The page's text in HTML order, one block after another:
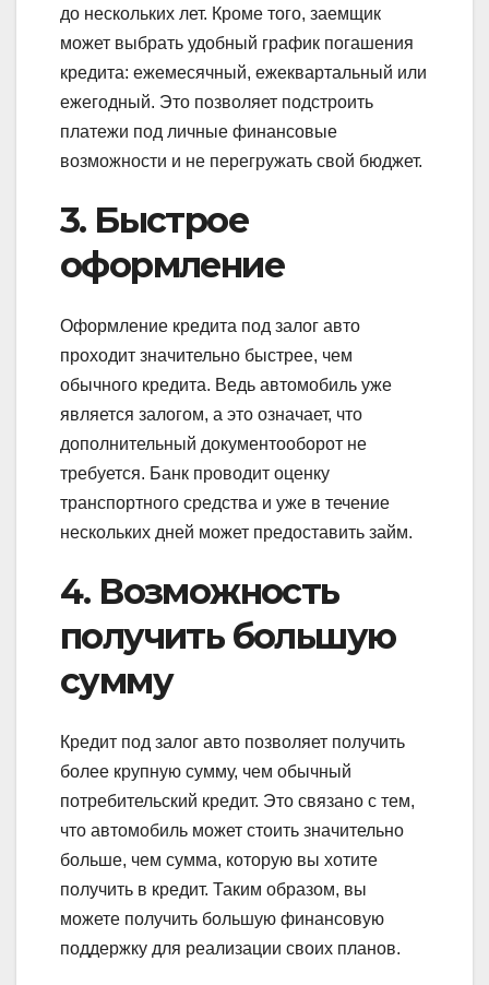
до нескольких лет. Кроме того, заемщик
может выбрать удобный график погашения
кредита: ежемесячный, ежеквартальный или
ежегодный. Это позволяет подстроить
платежи под личные финансовые
возможности и не перегружать свой бюджет.
3. Быстрое
оформление
Оформление кредита под залог авто
проходит значительно быстрее, чем
обычного кредита. Ведь автомобиль уже
является залогом, а это означает, что
дополнительный документооборот не
требуется. Банк проводит оценку
транспортного средства и уже в течение
нескольких дней может предоставить займ.
4. Возможность
получить большую
сумму
Кредит под залог авто позволяет получить
более крупную сумму, чем обычный
потребительский кредит. Это связано с тем,
что автомобиль может стоить значительно
больше, чем сумма, которую вы хотите
получить в кредит. Таким образом, вы
можете получить большую финансовую
поддержку для реализации своих планов.